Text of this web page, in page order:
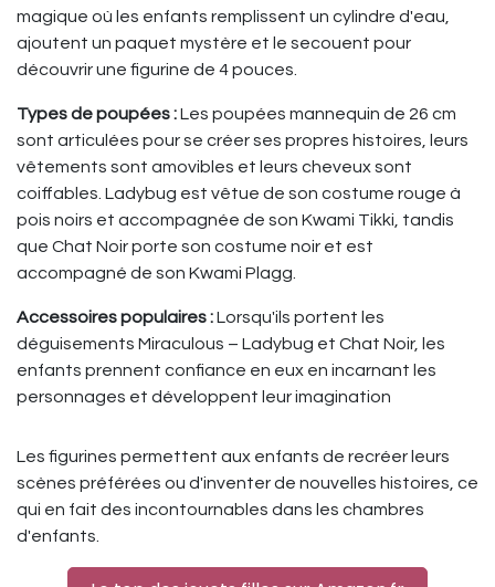
magique où les enfants remplissent un cylindre d'eau,
ajoutent un paquet mystère et le secouent pour
découvrir une figurine de 4 pouces.
Types de poupées :Les poupées mannequin de 26 cm
sont articulées pour se créer ses propres histoires, leurs
vêtements sont amovibles et leurs cheveux sont
coiffables. Ladybug est vêtue de son costume rouge à
pois noirs et accompagnée de son Kwami Tikki, tandis
que Chat Noir porte son costume noir et est
accompagné de son Kwami Plagg.
Accessoires populaires :Lorsqu'ils portent les
déguisements Miraculous – Ladybug et Chat Noir, les
enfants prennent confiance en eux en incarnant les
personnages et développent leur imagination
Les figurines permettent aux enfants de recréer leurs
scènes préférées ou d'inventer de nouvelles histoires, ce
qui en fait des incontournables dans les chambres
d'enfants.